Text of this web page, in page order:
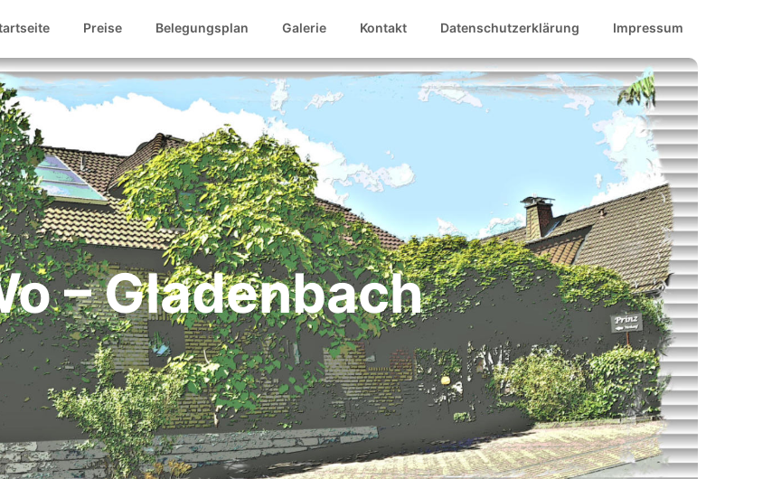
Preise Belegungsplan Galerie Kontakt Datenschutzerklärung Impressum
– Gladenbach